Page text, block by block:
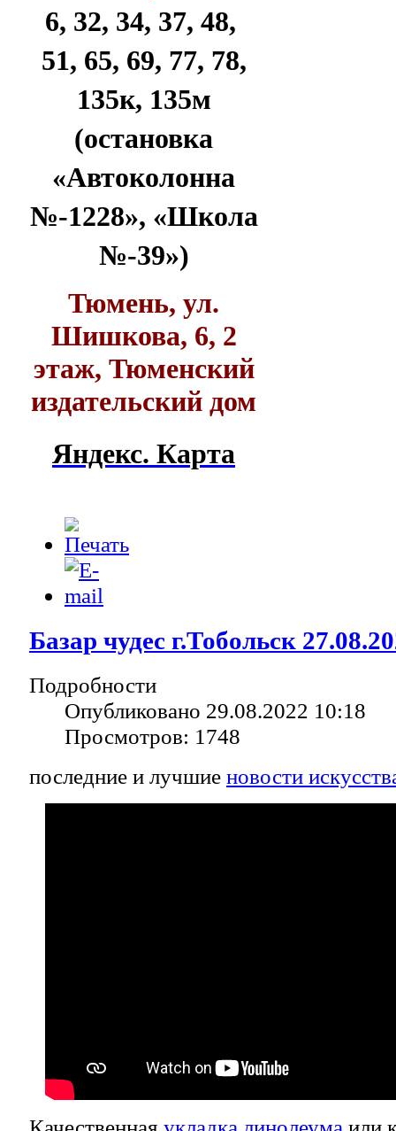
6, 32, 34, 37, 48,
51, 65, 69, 77, 78,
135к, 135м
(остановка
«Автоколонна
№-1228», «Школа
№-39»)
Тюмень, ул.
Шишкова, 6, 2
этаж, Тюменский
издательский дом
Яндекс. Карта
Базар чудес г.Тобольск
Подробности
Опубликовано 29.08.2022 10:18
Просмотров: 1748
последние и лучшие новости